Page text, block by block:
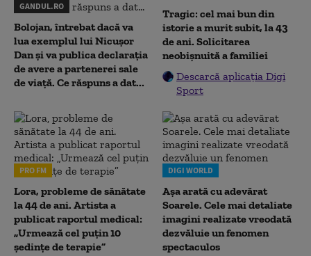
GANDUL.RO
Bolojan, întrebat dacă va
lua exemplul lui Nicușor
Dan și va publica declarația
de avere a partenerei sale
de viață. Ce răspuns a dat...
Tragic: cel mai bun din
istorie a murit subit, la 43
de ani. Solicitarea
neobișnuită a familiei
Descarcă aplicația Digi
Sport
PRO FM
Lora, probleme de sănătate
la 44 de ani. Artista a
publicat raportul medical:
„Urmează cel puțin 10
ședințe de terapie”
DIGI WORLD
Așa arată cu adevărat
Soarele. Cele mai detaliate
imagini realizate vreodată
dezvăluie un fenomen
spectaculos